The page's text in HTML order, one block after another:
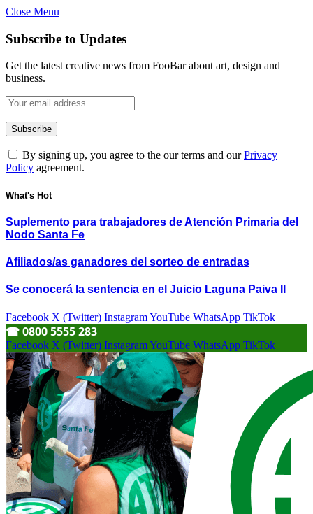
Close Menu
Subscribe to Updates
Get the latest creative news from FooBar about art, design and
business.
By signing up, you agree to the our terms and ourPrivacy
Policy agreement.
What's Hot
Suplemento para trabajadores de Atención Primaria del
Nodo Santa Fe
Afiliados/as ganadores del sorteo de entradas
Se conocerá la sentencia en el Juicio Laguna Paiva II
Facebook X (Twitter) InstagramYouTube WhatsApp TikTok
☎︎ 0800 5555 283
Facebook X (Twitter) InstagramYouTube WhatsApp TikTok